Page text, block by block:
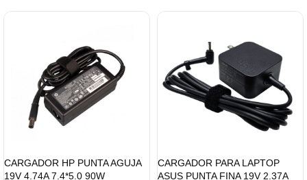
CARGADOR HP PUNTA AGUJA
19V 4.74A 7.4*5.0 90W
CARGADOR PARA LAPTOP
ASUS PUNTA FINA 19V 2.37A